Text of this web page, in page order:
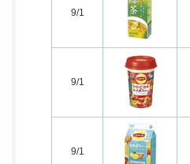
9/1
9/1
9/1